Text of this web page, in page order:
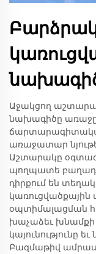
Աջակցող
նախագիծը
առաջատար
Աշտարակը
պողպատե
դիրքում են
կառուցվածքային
օպտիմալացման
խաչաձեւ խնամքի
կայունությունը
Բազմաթիվ